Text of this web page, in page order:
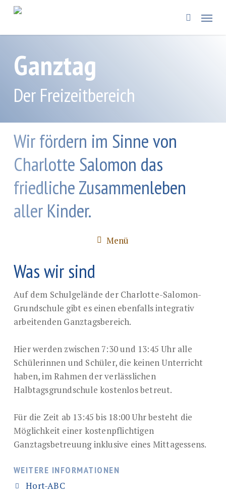
Skip
main
search
Menü
Ganztag
Der Freizeitbereich
Wir fördern im Sinne von
Charlotte Salomon das
friedliche Zusammenleben
aller Kinder.
Menü
Was wir sind
Auf dem Schulgelände der Charlotte-Salomon-
Grundschule gibt es einen ebenfalls integrativ
arbeitenden Ganztagsbereich.
Hier werden zwischen 7:30 und 13:45 Uhr alle
Schülerinnen und Schüler, die keinen Unterricht
haben, im Rahmen der verlässlichen
Halbtagsgrundschule kostenlos betreut.
Für die Zeit ab 13:45 bis 18:00 Uhr besteht die
Möglichkeit einer kostenpflichtigen
Ganztagsbetreuung inklusive eines Mittagessens.
WEITERE INFORMATIONEN
Hort-ABC